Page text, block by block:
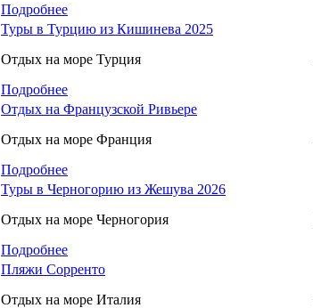
Подробнее
Туры в Турцию из Кишинева 2025
Отдых на море Турция
Подробнее
Отдых на Французской Ривьере
Отдых на море Франция
Подробнее
Туры в Черногорию из Жешува 2026
Отдых на море Черногория
Подробнее
Пляжи Сорренто
Отдых на море Италия